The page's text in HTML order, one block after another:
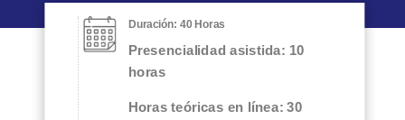
Duración: 40 Horas
Presencialidad asistida: 10
horas
Horas teóricas en línea: 30